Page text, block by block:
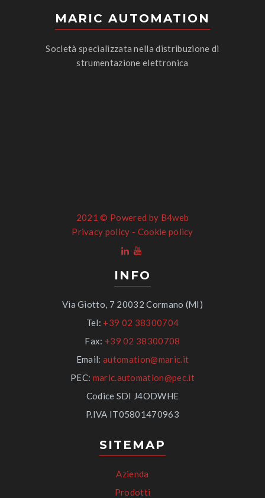
MARIC AUTOMATION
Società specializzata nella distribuzione di
strumentazione elettronica
2021 © Powered by B4web
Privacy policy - Cookie policy
INFO
Via Giotto, 7 20032 Cormano (MI)
Tel: +39 02 38300704
Fax: +39 02 38300708
Email:automation@maric.it
PEC: maric.automation@pec.it
Codice SDI J4ODWHE
P.IVA IT05801470963
SITEMAP
Azienda
Prodotti